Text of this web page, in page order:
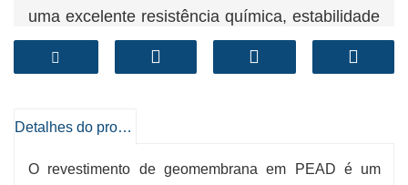
uma excelente resistência química, estabilidade
UV e resistência mecânica. Desde aterros
sanitários e mineração até à aquacultura e
garantem uma segurança fiável e um
Alta qualidade dos materiais – Resina HDPE
Detalhes do produto
O revestimento de geomembrana em PEAD é um